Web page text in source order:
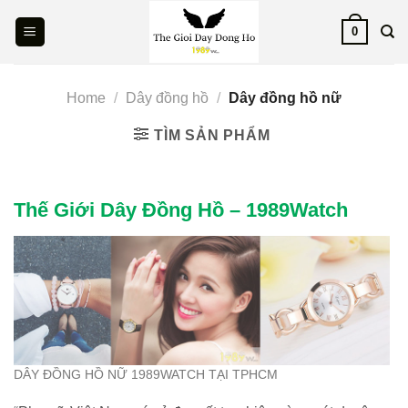
0
Home / Dây đồng hồ / Dây đồng hồ nữ
TÌM SẢN PHẨM
Thế Giới Dây Đồng Hồ – 1989Watch
DÂY ĐỒNG HỒ NỮ 1989WATCH TẠI TPHCM